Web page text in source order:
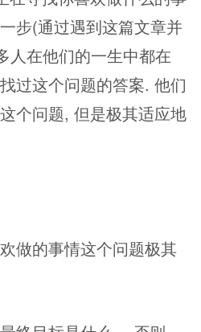
步(通过遇到这篇文章并
人在他们的一生中都在
过这个问题的答案. 他们
个问题, 但是极其适应地
做的事情这个问题极其